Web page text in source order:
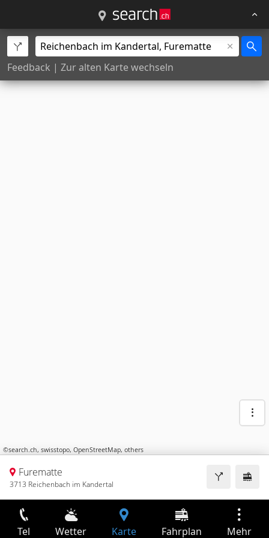
Feedback | Zur alten Karte wechseln
©search.ch, swisstopo, OpenStreetMap, others
Furematte
3713 Reichenbach im Kandertal
Tel Wetter Karte Fahrplan Mehr